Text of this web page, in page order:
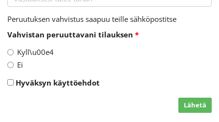
Peruutuksen vahvistus saapuu teille sähköpostitse
Vahvistan peruuttavani tilauksen *
Kyll\u00e4
Ei
Hyväksyn käyttöehdot
Lähetä